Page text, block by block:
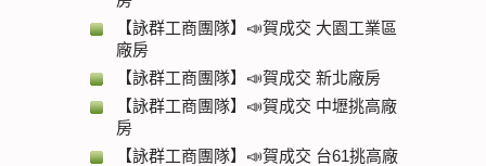
【詠群工商團隊】📣賀成交 大園工業區
廠房
【詠群工商團隊】📣賀成交 新北廠房
【詠群工商團隊】📣賀成交 中壢挑高廠
房
【詠群工商團隊】📣賀成交 台61挑高廠